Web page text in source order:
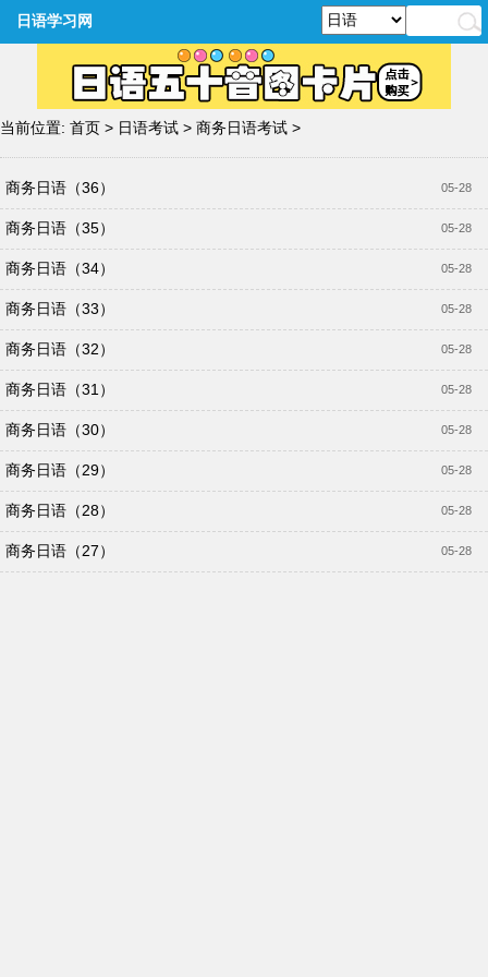
日语学习网
当前位置: 首页 > 日语考试 > 商务日语考试 >
05-28
商务日语（36）
05-28
商务日语（35）
05-28
商务日语（34）
05-28
商务日语（33）
05-28
商务日语（32）
05-28
商务日语（31）
05-28
商务日语（30）
05-28
商务日语（29）
05-28
商务日语（28）
05-28
商务日语（27）